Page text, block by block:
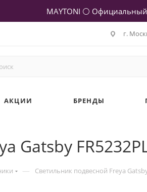
MAYTONI ⚪
г.
АКЦИИ БРЕНДЫ
Gatsby
— Светильник подвесной Freya